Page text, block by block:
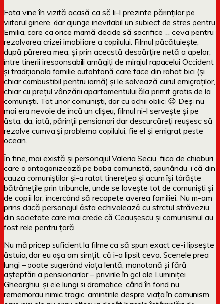
Fata vine în vizită acasă ca să li-l prezinte părinților pe
viitorul ginere, dar ajunge inevitabil un subiect de stres pentru
Emilia, care ca orice mamă decide să sacrifice … ceva pentru
rezolvarea crizei imobiliare a copilului. Filmul păcătuiește,
după părerea mea, și prin această despărțire netă a apelor,
între tinerii iresponsabili amăgiți de mirajul rapacelui Occident
și tradiționala familie autohtonă care face din rahat bici (și
chiar combustibil pentru iarnă) și le salvează curul emigraților,
chiar cu prețul vânzării apartamentului ăla primit gratis de la
comuniști. Tot unor comuniști, dar cu ochii oblici 😉 Deși nu
mai era nevoie de încă un clișeu, filmul ni-l servește și pe
ăsta, da, iată, părinții pensionari dar descurcăreți reușesc să
rezolve cumva și problema copilului, fie el și emigrat peste
ocean.
În fine, mai există și personajul Valeria Seciu, fiica de chiaburi
care o antagonizează pe baba comunistă, spunându-i că din
cauza comuniștilor și-a ratat tinerețea și acum își târăște
bătrânețile prin tribunale, unde se lovește tot de comuniști și
de copiii lor, încercând să recapete averea familiei. Nu m-am
prins dacă personajul ăsta echivalează cu stratul străveziu
din societate care mai crede că Ceaușescu și comunismul au
fost rele pentru țară.
Nu mă pricep suficient la filme ca să spun exact ce-i lipsește
ăstuia, dar eu așa am simțit, că i-a lipsit ceva. Scenele prea
lungi – poate sugerând viața lentă, monotonă și fără
așteptări a pensionarilor – privirile în gol ale Luminiței
Gheorghiu, și ele lungi și dramatice, când în fond nu
rememorau nimic tragic, amintirile despre viața în comunism,